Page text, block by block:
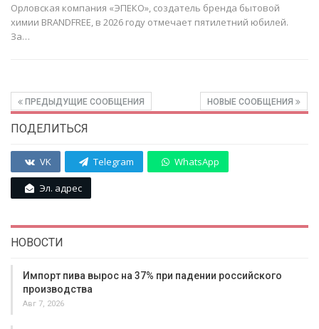
Орловская компания «ЭПЕКО», создатель бренда бытовой
химии BRANDFREE, в 2026 году отмечает пятилетний юбилей.
За…
ПРЕДЫДУЩИЕ СООБЩЕНИЯ НОВЫЕ СООБЩЕНИЯ
ПОДЕЛИТЬСЯ
VK Telegram WhatsApp
Эл. адрес
НОВОСТИ
Импорт пива вырос на 37% при падении российского
производства
Авг 7, 2026